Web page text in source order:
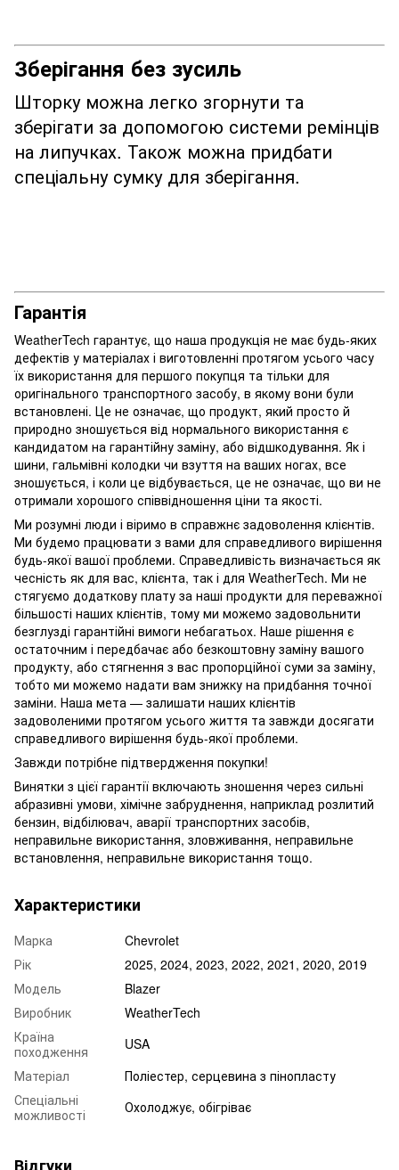
Зберігання без зусиль
Шторку можна легко згорнути та
зберігати за допомогою системи ремінців
на липучках. Також можна придбати
спеціальну сумку для зберігання.
Гарантія
WeatherTech гарантує, що наша продукція не має будь-яких
дефектів у матеріалах і виготовленні протягом усього часу
їх використання для першого покупця та тільки для
оригінального транспортного засобу, в якому вони були
встановлені. Це не означає, що продукт, який просто й
природно зношується від нормального використання є
кандидатом на гарантійну заміну, або відшкодування. Як і
шини, гальмівні колодки чи взуття на ваших ногах, все
зношується, і коли це відбувається, це не означає, що ви не
отримали хорошого співвідношення ціни та якості.
Ми розумні люди і віримо в справжнє задоволення клієнтів.
Ми будемо працювати з вами для справедливого вирішення
будь-якої вашої проблеми. Справедливість визначається як
чесність як для вас, клієнта, так і для WeatherTech. Ми не
стягуємо додаткову плату за наші продукти для переважної
більшості наших клієнтів, тому ми можемо задовольнити
безглузді гарантійні вимоги небагатьох. Наше рішення є
остаточним і передбачає або безкоштовну заміну вашого
продукту, або стягнення з вас пропорційної суми за заміну,
тобто ми можемо надати вам знижку на придбання точної
заміни. Наша мета — залишати наших клієнтів
задоволеними протягом усього життя та завжди досягати
справедливого вирішення будь-якої проблеми.
Завжди потрібне підтвердження покупки!
Винятки з цієї гарантії включають зношення через сильні
абразивні умови, хімічне забруднення, наприклад розлитий
бензин, відбілювач, аварії транспортних засобів,
неправильне використання, зловживання, неправильне
встановлення, неправильне використання тощо.
Характеристики
Марка
Chevrolet
Рік
2025, 2024, 2023, 2022, 2021, 2020, 2019
Модель
Blazer
Виробник
WeatherTech
Країна
походження
USA
Матеріал
Поліестер, серцевина з пінопласту
Спеціальні
можливості
Охолоджує, обігріває
Відгуки